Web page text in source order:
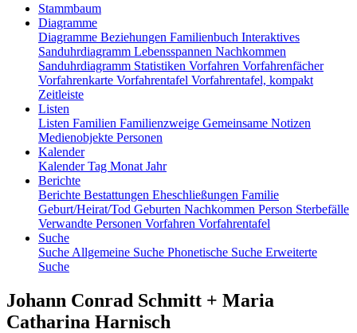
Stammbaum
Diagramme
Diagramme Beziehungen Familienbuch Interaktives
Sanduhrdiagramm Lebensspannen Nachkommen
Sanduhrdiagramm Statistiken Vorfahren Vorfahrenfächer
Vorfahrenkarte Vorfahrentafel Vorfahrentafel, kompakt
Zeitleiste
Listen
Listen Familien Familienzweige Gemeinsame Notizen
Medienobjekte Personen
Kalender
KalenderTag Monat Jahr
Berichte
Berichte Bestattungen Eheschließungen Familie
Geburt/Heirat/Tod Geburten Nachkommen Person Sterbefälle
Verwandte Personen Vorfahren Vorfahrentafel
Suche
Suche Allgemeine Suche Phonetische Suche Erweiterte
Suche
Johann Conrad Schmitt + Maria
Catharina Harnisch